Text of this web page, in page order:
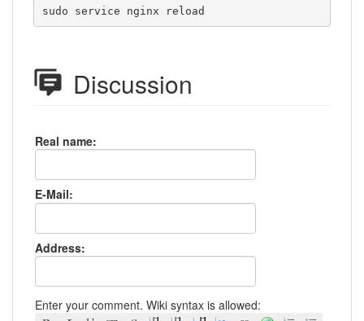
sudo service nginx reload
Discussion
Real name:
E-Mail:
Address:
Enter your comment. Wiki syntax is allowed: